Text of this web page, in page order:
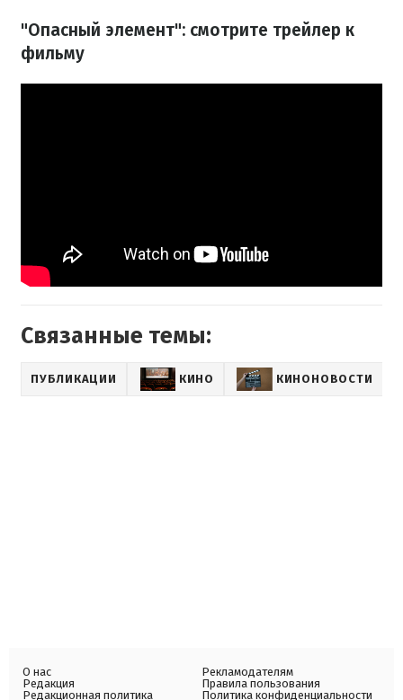
"Опасный элемент": смотрите трейлер к
фильму
Связанные темы:
ПУБЛИКАЦИИ КИНО КИНОНОВОСТИ
О нас
Редакция
Редакционная политика
Рекламодателям
Правила пользования
Политика конфиденциальности